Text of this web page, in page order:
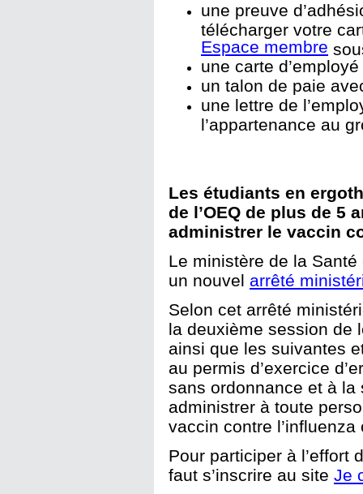
une preuve
télécharger votre
Espace membre
une carte
un talon de paie
une lettre de
l’appartenance au
Les étudiants en
de l’OEQ de plus de 5
administrer le vaccin
Le ministère de la
un nouvel arrêté
Selon cet arrêté
la deuxième session de
ainsi que les suivantes
au permis d’exercice
sans ordonnance et à la
administrer à toute
vaccin contre l’influenza
Pour participer à l’effort
faut s’inscrire au site Je